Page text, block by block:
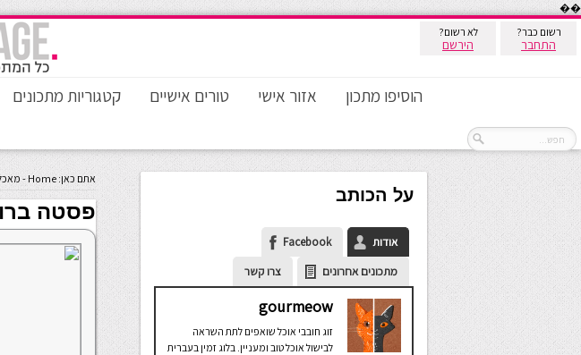
��
רשום כבר?
התחבר
לא רשום?
הירשם
הוסיפו מתכון אזור אישי טורים אישיים קטגוריות מתכונים
אתם כאן: Home
-
פסטה
על הכותב
אודות
Facebook
מתכונים אחרונים
צרו קשר
gourmeow
זוג חובבי אוכל שואפים לתת השראה
לבישול אוכל טוב ומעניין. בלוג זמין בעברית